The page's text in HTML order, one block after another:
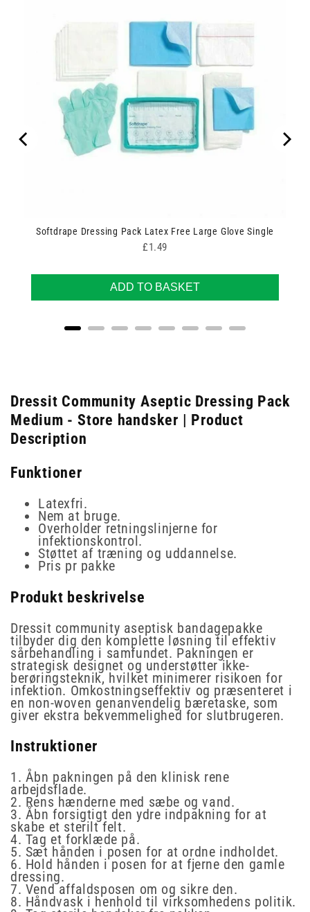
Softdrape Dressing Pack Latex Free Large Glove Single
Price
£1.49
ADD TO BASKET
Dressit Community Aseptic Dressing Pack
Medium - Store handsker | Product
Description
Funktioner
Latexfri.
Nem at bruge.
Overholder retningslinjerne for
infektionskontrol.
Støttet af træning og uddannelse.
Pris pr pakke
Produkt beskrivelse
Dressit community aseptisk bandagepakke
tilbyder dig den komplette løsning til effektiv
sårbehandling i samfundet. Pakningen er
strategisk designet og understøtter ikke-
berøringsteknik, hvilket minimerer risikoen for
infektion. Omkostningseffektiv og præsenteret i
en non-woven genanvendelig bæretaske, som
giver ekstra bekvemmelighed for slutbrugeren.
Instruktioner
1. Åbn pakningen på den klinisk rene
arbejdsflade.
2. Rens hænderne med sæbe og vand.
3. Åbn forsigtigt den ydre indpakning for at
skabe et sterilt felt.
4. Tag et forklæde på.
5. Sæt hånden i posen for at ordne indholdet.
6. Hold hånden i posen for at fjerne den gamle
dressing.
7. Vend affaldsposen om og sikre den.
8. Håndvask i henhold til virksomhedens politik.